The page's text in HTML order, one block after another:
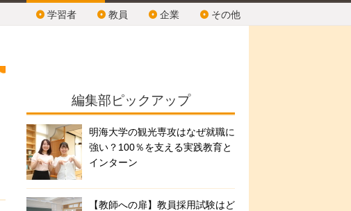
学習者 教員 企業 その他
編集部ピックアップ
明海大学の観光専攻はなぜ就職に
強い？100％を支える実践教育と
インターン
【教師への扉】教員採用試験はど